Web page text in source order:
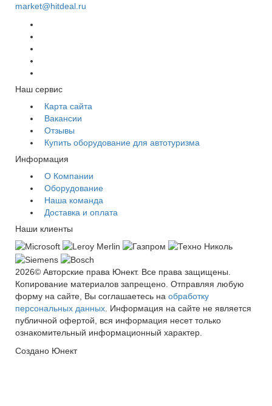
market@hitdeal.ru
Наш сервис
Карта сайта
Вакансии
Отзывы
Купить оборудование для автотуризма
Информация
О Компании
Оборудование
Наша команда
Доставка и оплата
Наши клиенты
2026© Авторские права Юнект. Все права защищены.
Копирование материалов запрещено. Отправляя любую
форму на сайте, Вы соглашаетесь на обработку
персональных данных . Информация на сайте не является
публичной офертой, вся информация несет только
ознакомительный информационный характер.
Создано Юнект